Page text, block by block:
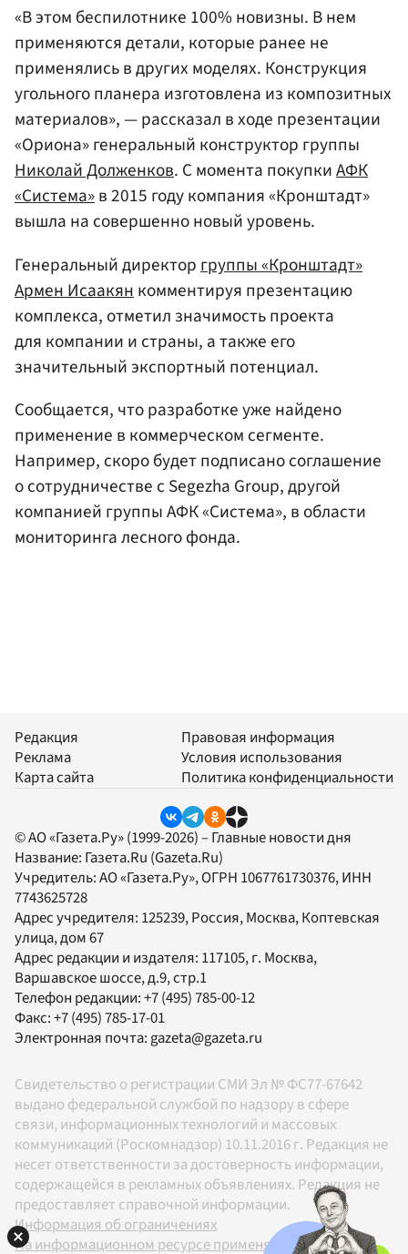
«В этом беспилотнике 100% новизны. В нем
применяются детали, которые ранее не
применялись в других моделях. Конструкция
угольного планера изготовлена из композитных
материалов», — рассказал в ходе презентации
«Ориона» генеральный конструктор группы
Николай Долженков. C момента покупкиАФК
«Система»в 2015 году компания «Кронштадт»
вышла на совершенно новый уровень.
Генеральный директор группы «Кронштадт»
Армен Исаакян комментируя презентацию
комплекса, отметил значимость проекта
для компании и страны, а также его
значительный экспортный потенциал.
Сообщается, что разработке уже найдено
применение в коммерческом сегменте.
Например, скоро будет подписано соглашение
о сотрудничестве с Segezha Group, другой
компанией группы АФК «Система», в области
мониторинга лесного фонда.
Редакция
Реклама
Карта сайта
Правовая информация
Условия использования
Политика конфиденциальности
© АО «Газета.Ру» (1999-2026) – Главные новости дня
Название: Газета.Ru (Gazeta.Ru)
Учредитель:АО «Газета.Ру», ОГРН 1067761730376, ИНН
7743625728
Адрес учредителя: 125239, Россия, Москва, Коптевская
улица, дом 67
Адрес редакции и издателя: 117105, г. Москва,
Варшавское шоссе, д.9, стр.1
Телефон редакции:+7 (495) 785-00-12
Факс:+7 (495) 785-17-01
Электронная почта:gazeta@gazeta.ru
Свидетельство о регистрации СМИ Эл № ФС77-67642
выдано федеральной службой по надзору в сфере
связи, информационных технологий и массовых
коммуникаций (Роскомнадзор) 10.11.2016 г. Редакция не
несет ответственности за достоверность информации,
содержащейся в рекламных объявлениях. Редакция не
предоставляет справочной информации.
Информация об ограничениях
На информационном ресурсе применяются